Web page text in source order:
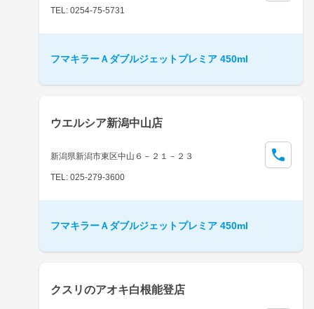
TEL: 0254-75-5731
フマキラーＡダブルジェットプレミア 450ml
ウエルシア新潟中山店
新潟県新潟市東区中山６－２１－２３
TEL: 025-279-3600
フマキラーＡダブルジェットプレミア 450ml
クスリのアオキ白根能登店